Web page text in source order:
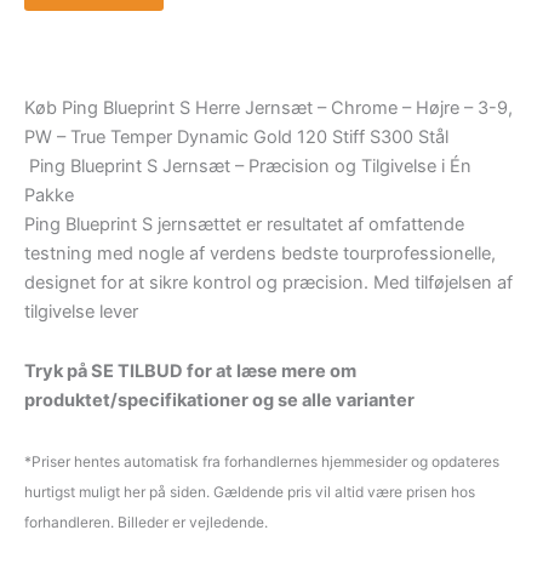
Køb Ping Blueprint S Herre Jernsæt – Chrome – Højre – 3-9,
PW – True Temper Dynamic Gold 120 Stiff S300 Stål
Ping Blueprint S Jernsæt – Præcision og Tilgivelse i Én
Pakke
Ping Blueprint S jernsættet er resultatet af omfattende
testning med nogle af verdens bedste tourprofessionelle,
designet for at sikre kontrol og præcision. Med tilføjelsen af
tilgivelse lever
Tryk på SE TILBUD for at læse mere om
produktet/specifikationer og se alle varianter
*Priser hentes automatisk fra forhandlernes hjemmesider og opdateres
hurtigst muligt her på siden. Gældende pris vil altid være prisen hos
forhandleren. Billeder er vejledende.